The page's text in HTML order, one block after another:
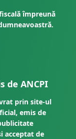
împreună
de ANCPI
prin site-ul
emis de
acceptat de